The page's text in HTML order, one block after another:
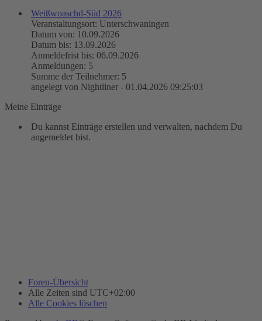
Weißwoaschd-Süd 2026
Veranstaltungsort: Unterschwaningen
Datum von: 10.09.2026
Datum bis: 13.09.2026
Anmeldefrist bis: 06.09.2026
Anmeldungen: 5
Summe der Teilnehmer: 5
angelegt von Nightliner - 01.04.2026 09:25:03
Meine Einträge
Du kannst Einträge erstellen und verwalten, nachdem Du
angemeldet bist.
Foren-Übersicht
Alle Zeiten sind UTC+02:00
Alle Cookies löschen